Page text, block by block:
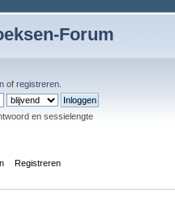
Forum
of registreren
en sessielengte
Registreren